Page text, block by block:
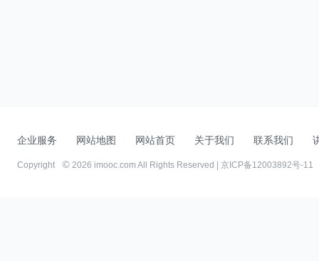
企业服务 网站地图 网站首页 关于我们 联系我们
Copyright 2026 imooc.com All Rights Reserved | 京ICP备12003892号-11